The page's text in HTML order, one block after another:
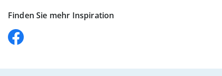
Finden Sie mehr Inspiration